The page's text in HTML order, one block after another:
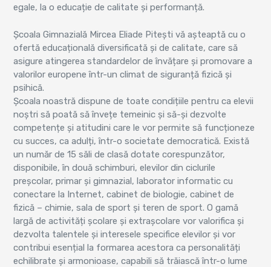
egale, la o educație de calitate și performanță.
Școala Gimnazială Mircea Eliade Pitești vă așteaptă cu o
ofertă educațională diversificată și de calitate, care să
asigure atingerea standardelor de învățare și promovare a
valorilor europene într-un climat de siguranță fizică și
psihică.
Școala noastră dispune de toate condițiile pentru ca elevii
noștri să poată să învețe temeinic și să-și dezvolte
competențe și atitudini care le vor permite să funcționeze
cu succes, ca adulți, într-o societate democratică. Există
un număr de 15 săli de clasă dotate corespunzător,
disponibile, în două schimburi, elevilor din ciclurile
preșcolar, primar și gimnazial, laborator informatic cu
conectare la Internet, cabinet de biologie, cabinet de
fizică – chimie, sala de sport și teren de sport. O gamă
largă de activități școlare și extrașcolare vor valorifica și
dezvolta talentele și interesele specifice elevilor și vor
contribui esențial la formarea acestora ca personalități
echilibrate și armonioase, capabili să trăiască într-o lume